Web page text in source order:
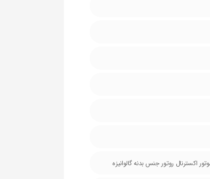
اکسترنال روتور جنس بدنه گالوانیزه